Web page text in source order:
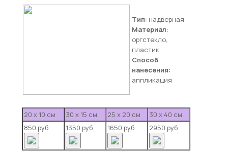
Тип: надверная
Материал:
оргстекло,
пластик
Способ
нанесения:
аппликация
20 х 10 см 30 х 15 см 25 х 20 см
30 х 40 см
850 руб.
1350 руб. 1650 руб. 2950 руб.